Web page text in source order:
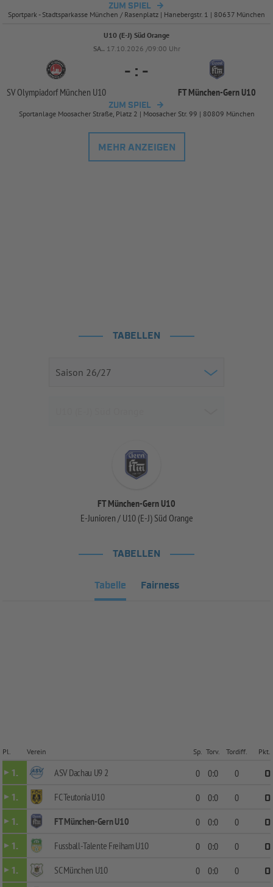
ZUM SPIEL
Sportpark - Stadtsparkasse München / Rasenplatz | Hanebergstr. 1 | 80637 München
U10 (E-J) Süd Orange
SA.. 17.10.2026 /09:00 Uhr
SV Olympiadorf München U10
- : -
FT München-Gern U10
ZUM SPIEL
Sportanlage Moosacher Straße, Platz 2 | Moosacher Str. 99 | 80809 München
MEHR ANZEIGEN
TABELLEN
FT München-Gern U10
E-Junioren / U10 (E-J) Süd Orange
TABELLEN
Tabelle Fairness
Pl. Verein Sp. Torv. Tordiff. Pkt.
1. ASV Dachau U9 2 0 0:0 0
0
1.
FC Teutonia U10 0 0:0 0
0
1.
FT München-Gern U10 0 0:0 0
0
1.
Fussball-Talente Freiham U10 0 0:0 0
0
1.
SC München U10 0 0:0 0
0